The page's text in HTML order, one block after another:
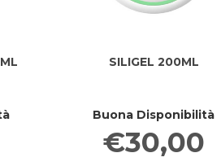
SILIGEL 200ML
Buona Disponibilità
€30,00